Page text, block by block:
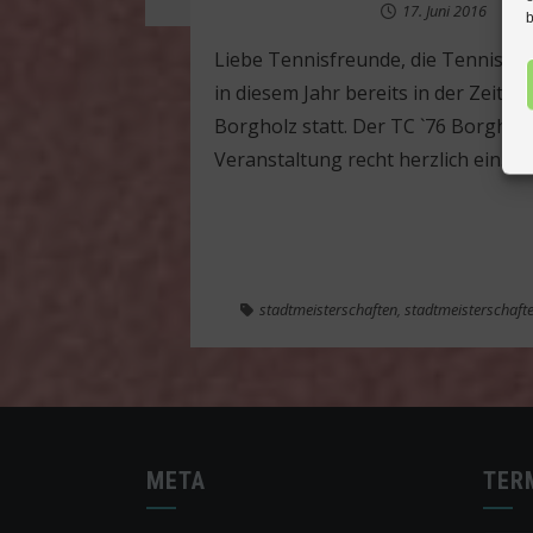
17. Juni 2016 by
Liebe Tennisfreunde, die Tennis-
in diesem Jahr bereits in der Zeit
Borgholz statt. Der TC `76
Veranstaltung recht herzlich ein.
stadtmeisterschaften,
META